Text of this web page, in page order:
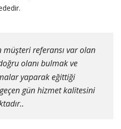
müşteri referansı var olan
olanı bulmak ve
yaparak eğittiği
gün hizmet kalitesini